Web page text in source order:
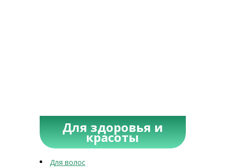
Для здоровья и
красоты
Для волос